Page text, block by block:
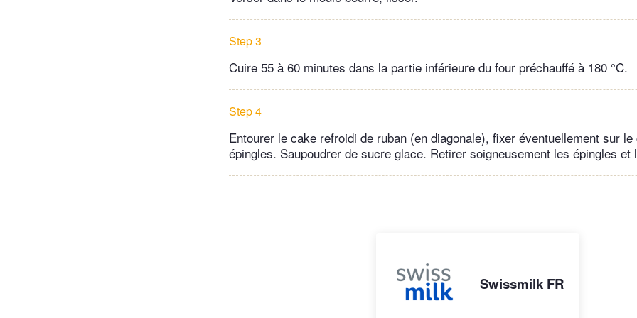
Step 3
Cuire 55 à 60 minutes dans la partie inférieure du four préchauffé à 180 °C.
Step 4
Entourer le cake refroidi de ruban (en diagonale), fixer éventuellement sur
épingles. Saupoudrer de sucre glace. Retirer soigneusement les épingles et
Swissmilk FR